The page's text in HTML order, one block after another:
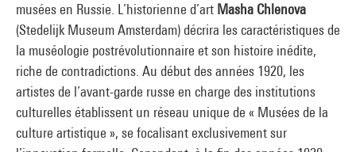
musées en Russie. L’historienne d’art Masha Chlenova
(Stedelijk Museum Amsterdam) décrira les caractéristiques de
la muséologie postrévolutionnaire et son histoire inédite,
riche de contradictions. Au début des années 1920, les
artistes de l’avant-garde russe en charge des institutions
culturelles établissent un réseau unique de « Musées de la
culture artistique », se focalisant exclusivement sur